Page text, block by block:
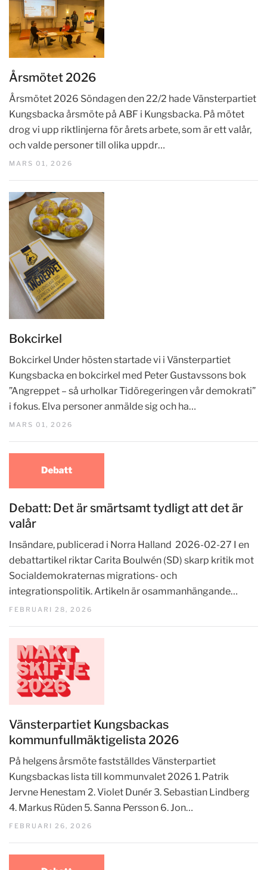
Årsmötet 2026
Årsmötet 2026 Söndagen den 22/2 hade Vänsterpartiet
Kungsbacka årsmöte på ABF i Kungsbacka. På mötet
drog vi upp riktlinjerna för årets arbete, som är ett valår,
och valde personer till olika uppdr…
MARS 01, 2026
Bokcirkel
Bokcirkel Under hösten startade vi i Vänsterpartiet
Kungsbacka en bokcirkel med Peter Gustavssons bok
”Angreppet – så urholkar Tidöregeringen vår demokrati”
i fokus. Elva personer anmälde sig och ha…
MARS 01, 2026
Debatt: Det är smärtsamt tydligt att det är
valår
Insändare, publicerad i Norra Halland 2026-02-27 I en
debattartikel riktar Carita Boulwén (SD) skarp kritik mot
Socialdemokraternas migrations- och
integrationspolitik. Artikeln är osammanhängande…
FEBRUARI 28, 2026
Vänsterpartiet Kungsbackas
kommunfullmäktigelista 2026
På helgens årsmöte fastställdes Vänsterpartiet
Kungsbackas lista till kommunvalet 2026 1. Patrik
Jervne Henestam 2. Violet Dunér 3. Sebastian Lindberg
4. Markus Rüden 5. Sanna Persson 6. Jon…
FEBRUARI 26, 2026